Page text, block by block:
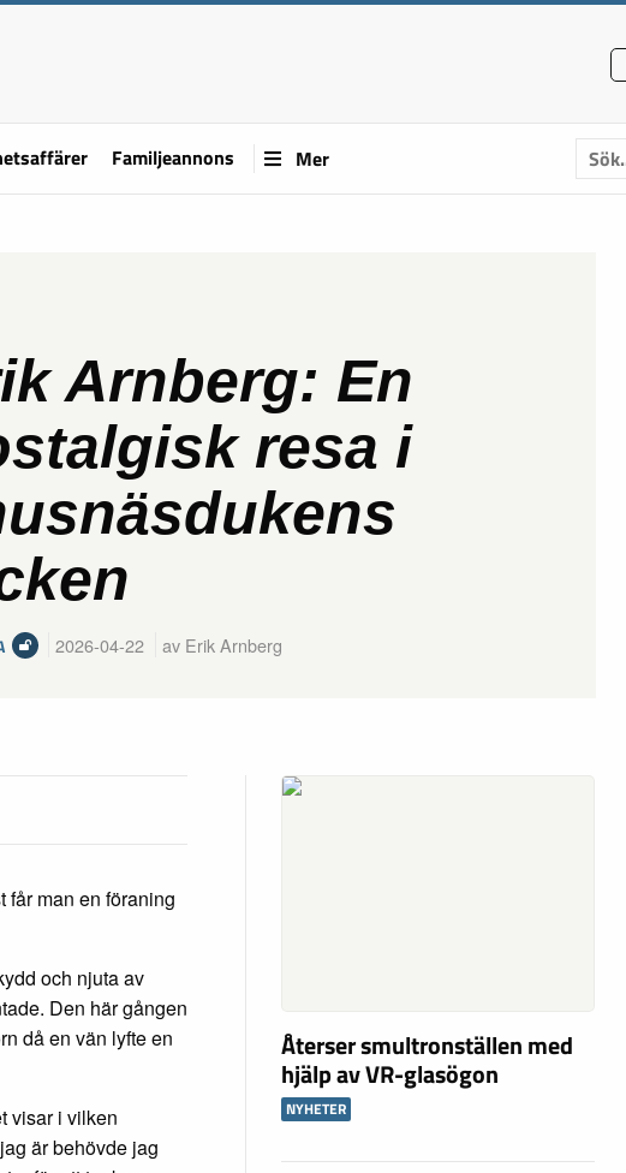
Familjeannons Mer
Arnberg: En
resa i
2026-04-22 av Erik Arnberg
får man en föraning
och njuta av
Den här gången
då en vän lyfte en
visar i vilken
är behövde jag
Återser smultronställen med
hjälp av VR-glasögon
NYHETER